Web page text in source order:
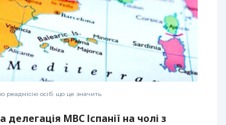
реадмісію осіб: що це значить
МВС Іспанії на чолі з